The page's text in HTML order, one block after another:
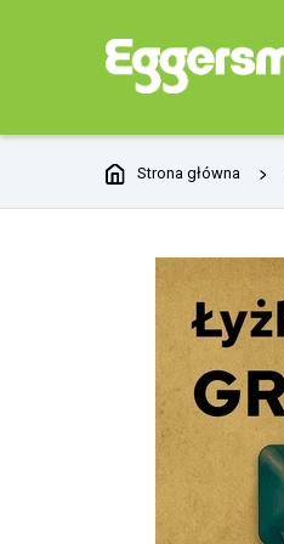
Strona główna